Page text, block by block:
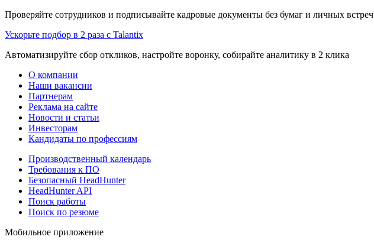
Проверяйте сотрудников и подписывайте кадровые документы без бумаг и личных встреч
Ускорьте подбор в 2 раза с Talantix
Автоматизируйте сбор откликов, настройте воронку, собирайте аналитику в 2 клика
О компании
Наши вакансии
Партнерам
Реклама на сайте
Новости и статьи
Инвесторам
Кандидаты по профессиям
Производственный календарь
Требования к ПО
Безопасный HeadHunter
HeadHunter API
Поиск работы
Поиск по резюме
Мобильное приложение